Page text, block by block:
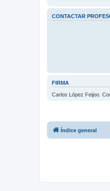
CONTACTAR
FIRMA
Carlos López Feijoo.
Índice general